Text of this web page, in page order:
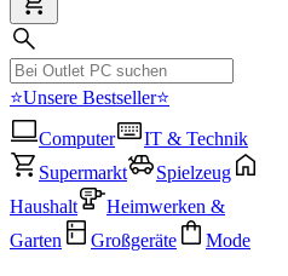
⭐Unsere Bestseller⭐
Computer
IT & Technik
Supermarkt
Spielzeug
Haushalt
Heimwerken &
Garten
Großgeräte Mode